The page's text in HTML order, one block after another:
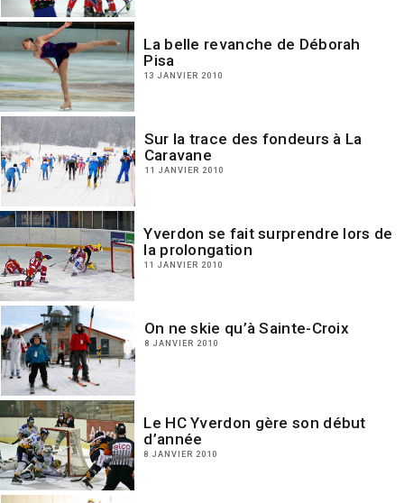
La belle revanche de Déborah
Pisa
13 JANVIER 2010
Sur la trace des fondeurs à La
Caravane
11 JANVIER 2010
Yverdon se fait surprendre lors de
la prolongation
11 JANVIER 2010
On ne skie qu’à Sainte-Croix
8 JANVIER 2010
Le HC Yverdon gère son début
d’année
8 JANVIER 2010